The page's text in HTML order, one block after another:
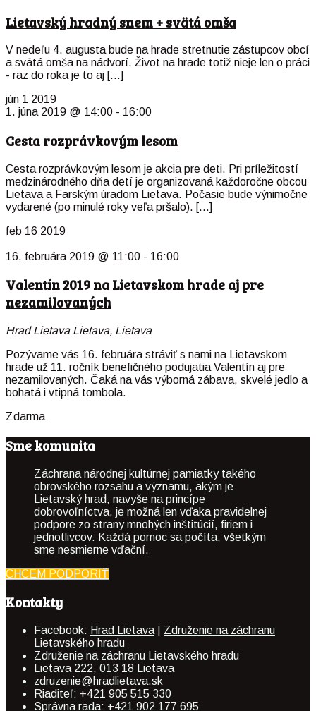
Lietavský hradný snem + svätá omša
V nedeľu 4. augusta bude na hrade stretnutie zástupcov obcí
a svätá omša na nádvorí. Život na hrade totiž nieje len o práci
- raz do roka je to aj […]
jún 1 2019
1. júna 2019 @ 14:00 - 16:00
Cesta rozprávkovým lesom
Cesta rozprávkovým lesom je akcia pre deti. Pri príležitostí
medzinárodného dňa detí je organizovaná každoročne obcou
Lietava a Farským úradom Lietava. Počasie bude výnimočne
vydarené (po minulé roky veľa pršalo). […]
feb 16 2019
16. februára 2019 @ 11:00 - 16:00
Valentín 2019 na Lietavskom hrade aj pre
nezamilovaných
Hrad Lietava Lietava, Lietava
Pozývame vás 16. februára stráviť s nami na Lietavskom
hrade už 11. ročník benefičného podujatia Valentín aj pre
nezamilovaných. Čaká na vás výborná zábava, skvelé jedlo a
bohatá i vtipná tombola.
Zdarma
Sme komunita
Záchrana národnej kultúrnej pamiatky takého
obrovského rozsahu a významu, akým je
Lietavský hrad, navyše na princípe
dobrovoľníctva, je možná len vďaka pravidelnej
podpore zo strany mnohých inštitúcií, firiem i
jednotlivcov. Každá pomoc sa počíta, všetkým
sme nesmierne vďační.
CHCEM PODPORIŤ
Kontakty
Facebook: Hrad Lietava
Združenie na záchranu
Lietavského hradu
Združenie na záchranu Lietavského hradu
Lietava 222, 013 18 Lietava
zdruzenie@hradlietava.sk
Riaditeľ: +421 905 515 330
Správna rada: +421 902 177 695